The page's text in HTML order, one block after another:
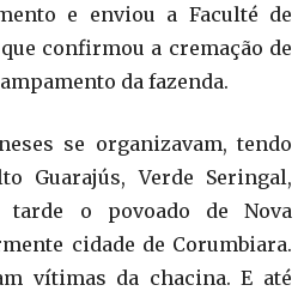
e enviou a Faculté de
confirmou a cremação de
da fazenda.
se organizavam, tendo
Guarajús, Verde Seringal,
tarde o povoado de Nova
cidade de Corumbiara.
vítimas da chacina. E até